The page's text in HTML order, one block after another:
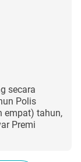
secara
Polis
empat) tahun,
Premi